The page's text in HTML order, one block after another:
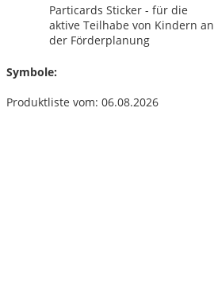
Particards Sticker - für die
aktive Teilhabe von Kindern an
der Förderplanung
Symbole:
Produktliste vom: 06.08.2026